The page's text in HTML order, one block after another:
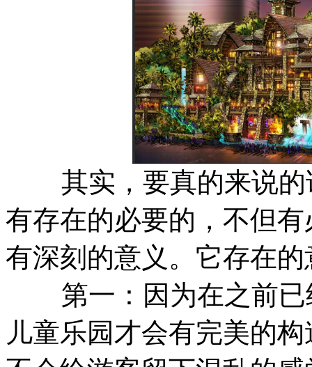
其实，要真的来说的
有存在的必要的，不但
有深刻的意义。它存在
第一：因为在之前已
儿童乐园才会有完美的